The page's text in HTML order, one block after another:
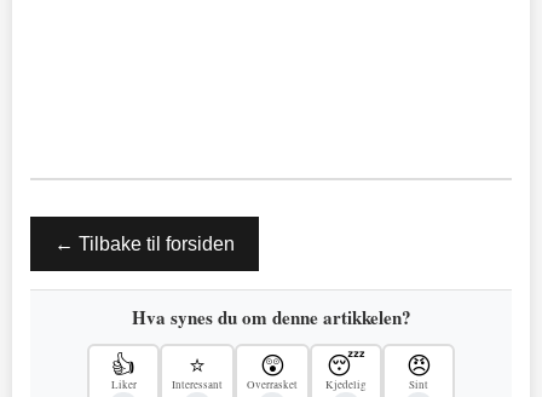
← Tilbake til forsiden
Hva synes du om denne artikkelen?
👍
Liker
⭐
Interessant
😲
Overrasket
😴
Kjedelig
😠
Sint